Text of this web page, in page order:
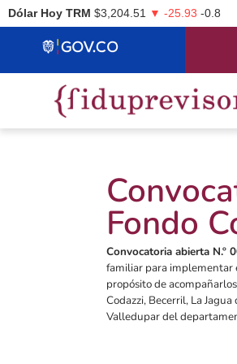
Dólar Hoy TRM $3,204.51 ▼ -25.93 -0.8
Fondo
Convocatoria abierta N.º
familiar para implementar
propósito de
Codazzi, Becerril, La
Valledupar del